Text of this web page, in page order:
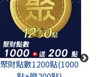
聚財點數1200點(1000